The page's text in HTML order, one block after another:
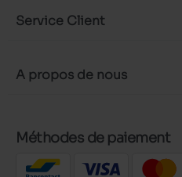
Service Client
A propos de nous
Méthodes de paiement